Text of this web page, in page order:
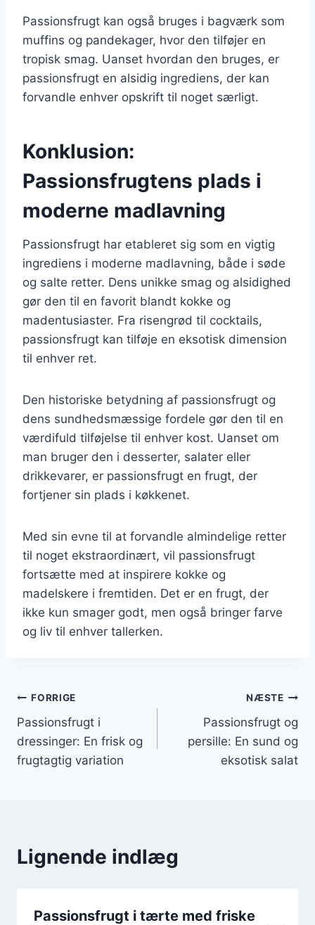
Passionsfrugt kan også bruges i bagværk som
muffins og pandekager, hvor den tilføjer en
tropisk smag. Uanset hvordan den bruges, er
passionsfrugt en alsidig ingrediens, der kan
forvandle enhver opskrift til noget særligt.
Konklusion:
Passionsfrugtens plads i
moderne madlavning
Passionsfrugt har etableret sig som en vigtig
ingrediens i moderne madlavning, både i søde
og salte retter. Dens unikke smag og alsidighed
gør den til en favorit blandt kokke og
madentusiaster. Fra risengrød til cocktails,
passionsfrugt kan tilføje en eksotisk dimension
til enhver ret.
Den historiske betydning af passionsfrugt og
dens sundhedsmæssige fordele gør den til en
værdifuld tilføjelse til enhver kost. Uanset om
man bruger den i desserter, salater eller
drikkevarer, er passionsfrugt en frugt, der
fortjener sin plads i køkkenet.
Med sin evne til at forvandle almindelige retter
til noget ekstraordinært, vil passionsfrugt
fortsætte med at inspirere kokke og
madelskere i fremtiden. Det er en frugt, der
ikke kun smager godt, men også bringer farve
og liv til enhver tallerken.
Indlægsnavigation
FORRIGE
Passionsfrugt i
dressinger: En frisk og
frugtagtig variation
NÆSTE
Passionsfrugt og
persille: En sund og
eksotisk salat
Lignende indlæg
Passionsfrugt i tærte med friske